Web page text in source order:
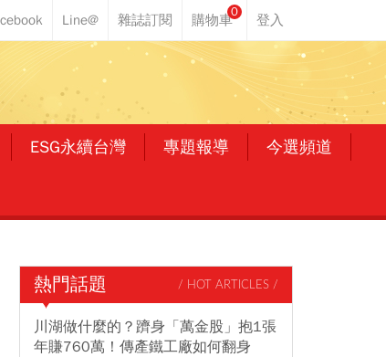
0
ESG永續台灣 專題報導 今選頻道
熱門話題 / HOT ARTICLES /
川湖做什麼的？躋身「萬金股」抱1張
年賺760萬！傳產鐵工廠如何翻身